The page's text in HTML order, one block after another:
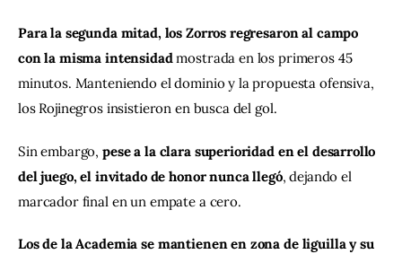
Para la segunda mitad, los Zorros regresaron al campo
con la misma intensidad mostrada en los primeros 45
minutos. Manteniendo el dominio y la propuesta ofensiva,
los Rojinegros insistieron en busca del gol.
Sin embargo, pese a la clara superioridad en el desarrollo
del juego, el invitado de honor nunca llegó, dejando el
marcador final en un empate a cero.
Los de la Academia se mantienen en zona de liguilla y su